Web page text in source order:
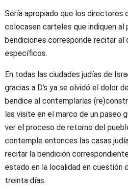
Sería apropiado que los directores
colocasen carteles que indiquen al
bendiciones corresponde recitar al
específicos.
En todas las ciudades judías de
gracias a D’s ya se olvidó el dolor
bendice al contemplarlas
las visite en el marco de un paseo
ver el proceso de retorno del
contemple entonces las casas
recitar la bendición
estado en la localidad en cuestión
treinta días.